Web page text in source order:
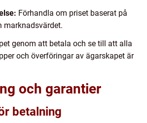
Förhandla om priset baserat på
marknadsvärdet.
genom att betala och se till att alla
och överföringar av ägarskapet är
och garantier
betalning